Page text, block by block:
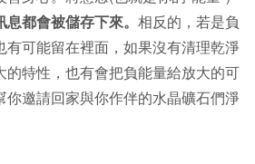
息都會被儲存下來。 相反的，若是負
有可能留在裡面，如果沒有清理乾淨
的特性， 也有會把負能量給放大的可
你邀請回家與你作伴的水晶礦石們淨